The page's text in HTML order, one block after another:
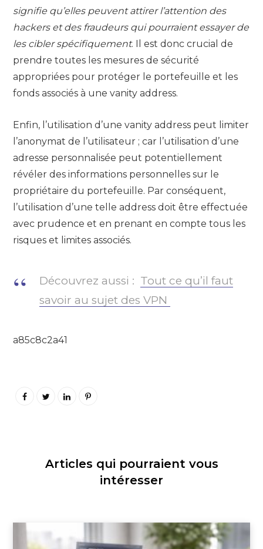
signifie qu’elles peuvent attirer l’attention des
hackers et des fraudeurs qui pourraient essayer de
les cibler spécifiquement. Il est donc crucial de
prendre toutes les mesures de sécurité
appropriées pour protéger le portefeuille et les
fonds associés à une vanity address.
Enfin, l’utilisation d’une vanity address peut limiter
l’anonymat de l’utilisateur ; car l’utilisation d’une
adresse personnalisée peut potentiellement
révéler des informations personnelles sur le
propriétaire du portefeuille. Par conséquent,
l’utilisation d’une telle address doit être effectuée
avec prudence et en prenant en compte tous les
risques et limites associés.
Découvrez aussi : Tout ce qu’il faut
savoir au sujet des VPN
a85c8c2a41
Articles qui pourraient vous
intéresser